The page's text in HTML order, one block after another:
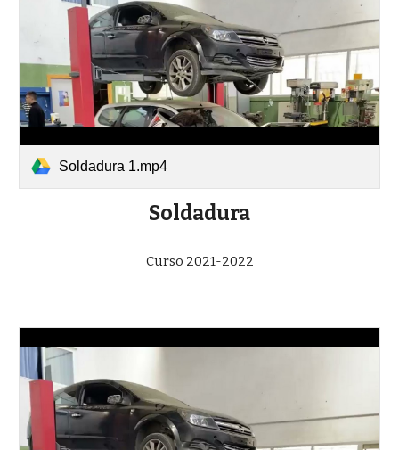
Soldadura 1.mp4
Soldadura
Curso 2021-2022